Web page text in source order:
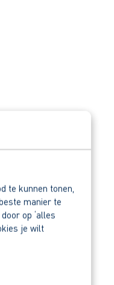
te kunnen tonen,
manier te
op ‘alles
je wilt